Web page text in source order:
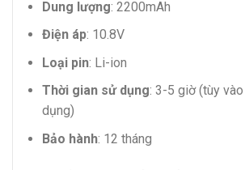
Dung lượng: 2200mAh
Điện áp: 10.8V
Loại pin: Li-ion
Thời gian sử dụng: 3-5 giờ (tùy
dụng)
Bảo hành: 12 tháng